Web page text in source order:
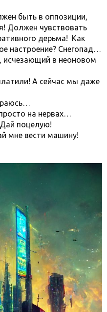
быть в оппозиции,
Должен чувствовать
дерьма! Как
настроение? Снегопад…
в неоновом
А сейчас мы даже
на нервах…
поцелую!
мне вести машину!